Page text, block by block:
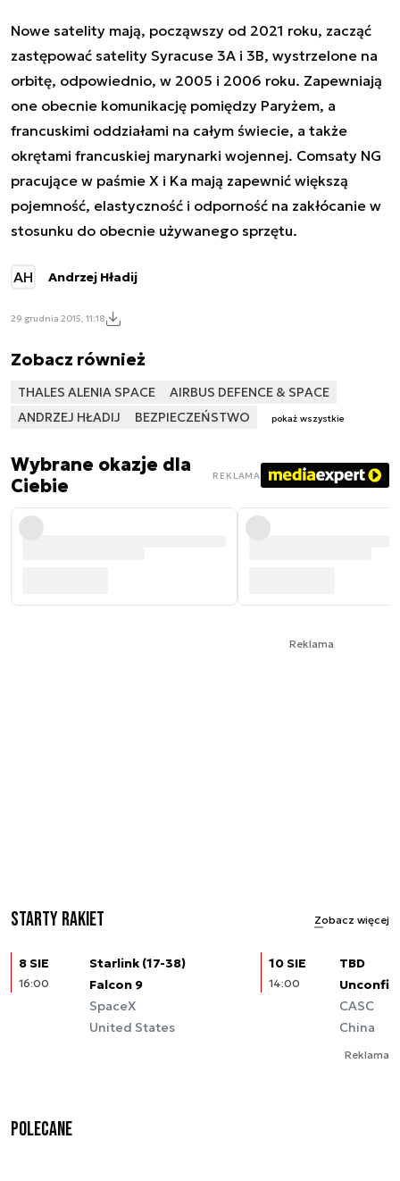
Nowe satelity mają, począwszy od 2021 roku, zacząć
zastępować satelity Syracuse 3A i 3B, wystrzelone na
orbitę, odpowiednio, w 2005 i 2006 roku. Zapewniają
one obecnie komunikację pomiędzy Paryżem, a
francuskimi oddziałami na całym świecie, a także
okrętami francuskiej marynarki wojennej. Comsaty NG
pracujące w paśmie X i Ka mają zapewnić większą
pojemność, elastyczność i odporność na zakłócanie w
stosunku do obecnie używanego sprzętu.
AH Andrzej Hładij
29 grudnia 2015, 11:18
Zobacz również
THALES ALENIA SPACE
AIRBUS DEFENCE & SPACE
ANDRZEJ HŁADIJ
BEZPIECZEŃSTWO pokaż wszystkie
Wybrane okazje dla
Ciebie
REKLAMA
Reklama
Starty rakiet Zobacz więcej
8 SIE
16:00
Starlink (17-38)
Falcon 9
SpaceX
United States
10 SIE
14:00
TBD
CASC
China
Reklama
Polecane